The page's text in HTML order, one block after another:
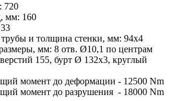
720
мм: 160
и толщина стенки, мм: 94х4
мм: 8 отв. Ø10,1 по центрам
155, бурт Ø 132х3, круглый
момент до деформации - 12500 Nm
момент до разрушения - 18000 Nm